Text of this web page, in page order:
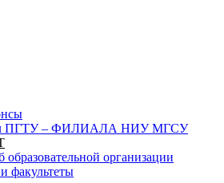
ПГТУ – ФИЛИАЛА НИУ МГСУ
образовательной организации
факультеты